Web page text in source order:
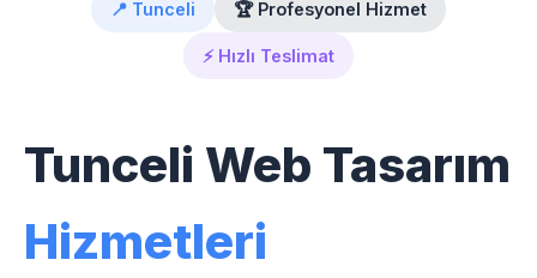
📍 Tunceli 🏆 Profesyonel Hizmet
⚡ Hızlı Teslimat
Tunceli Web Tasarım
Hizmetleri